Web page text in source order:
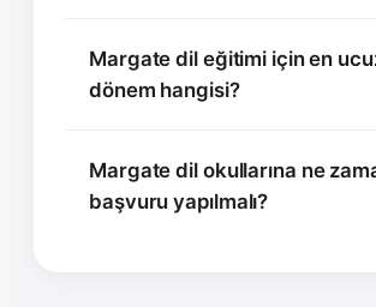
Margate dil eğitimi için en
dönem hangisi?
Margate dil okullarına ne
başvuru yapılmalı?